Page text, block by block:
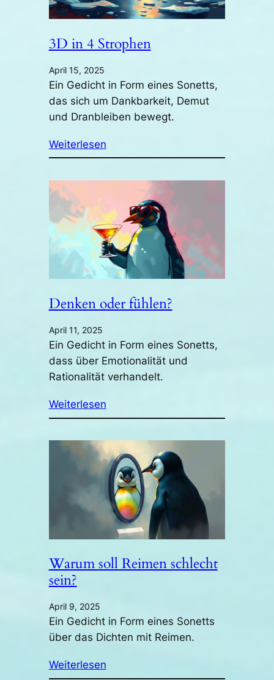
3D in 4 Strophen
April 15, 2025
Ein Gedicht in Form eines Sonetts,
das sich um Dankbarkeit, Demut
und Dranbleiben bewegt.
Weiterlesen
Denken oder fühlen?
April 11, 2025
Ein Gedicht in Form eines Sonetts,
dass über Emotionalität und
Rationalität verhandelt.
Weiterlesen
Warum soll Reimen schlecht
sein?
April 9, 2025
Ein Gedicht in Form eines Sonetts
über das Dichten mit Reimen.
Weiterlesen